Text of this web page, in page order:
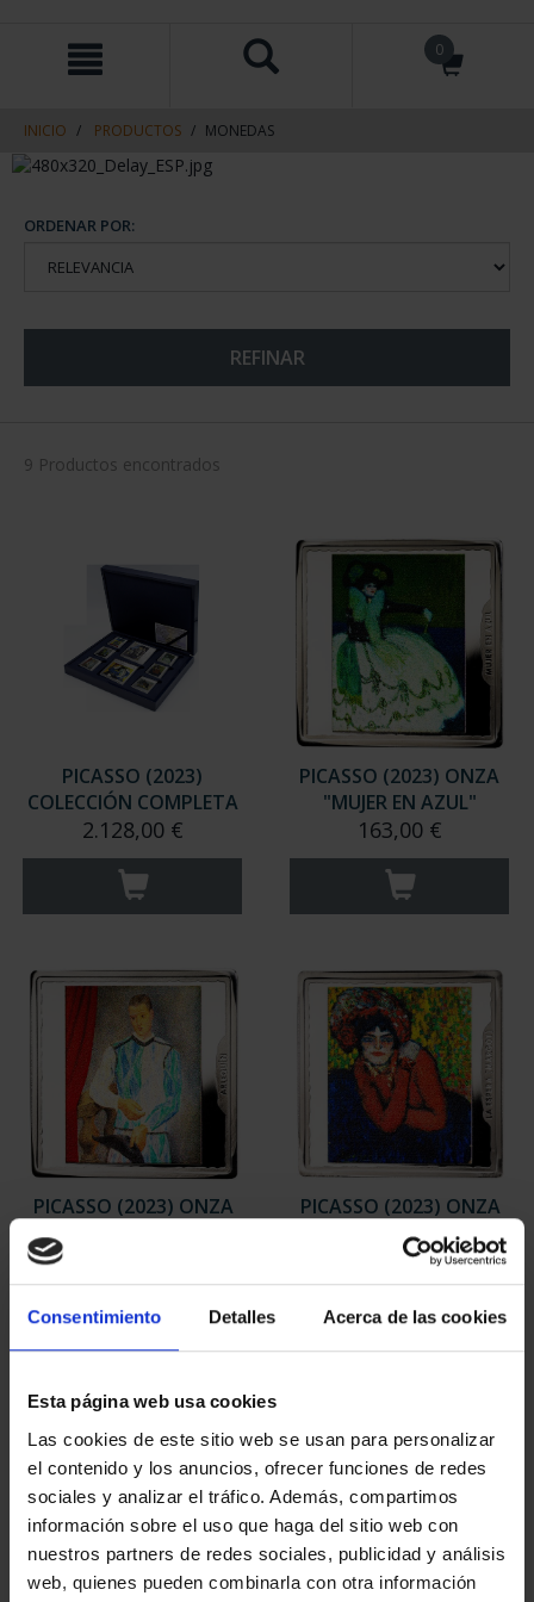
Consentimiento Detalles Acerca de las cookies
Esta página web usa cookies
Las cookies de este sitio web se usan para personalizar
el contenido y los anuncios, ofrecer funciones de redes
sociales y analizar el tráfico. Además, compartimos
información sobre el uso que haga del sitio web con
nuestros partners de redes sociales, publicidad y análisis
web, quienes pueden combinarla con otra información
contenido
navegacin
0
INICIO PRODUCTOS MONEDAS
ORDENAR POR:
REFINAR
9 Productos encontrados
PICASSO (2023)
COLECCIÓN COMPLETA
2.128,00 €
PICASSO (2023) ONZA
"MUJER EN AZUL"
163,00 €
PICASSO (2023) ONZA
"ARLEQUÍN (LEÓNIDE)"
PICASSO (2023) ONZA
"LA ESPERA (MARGOT)"
163,00 €